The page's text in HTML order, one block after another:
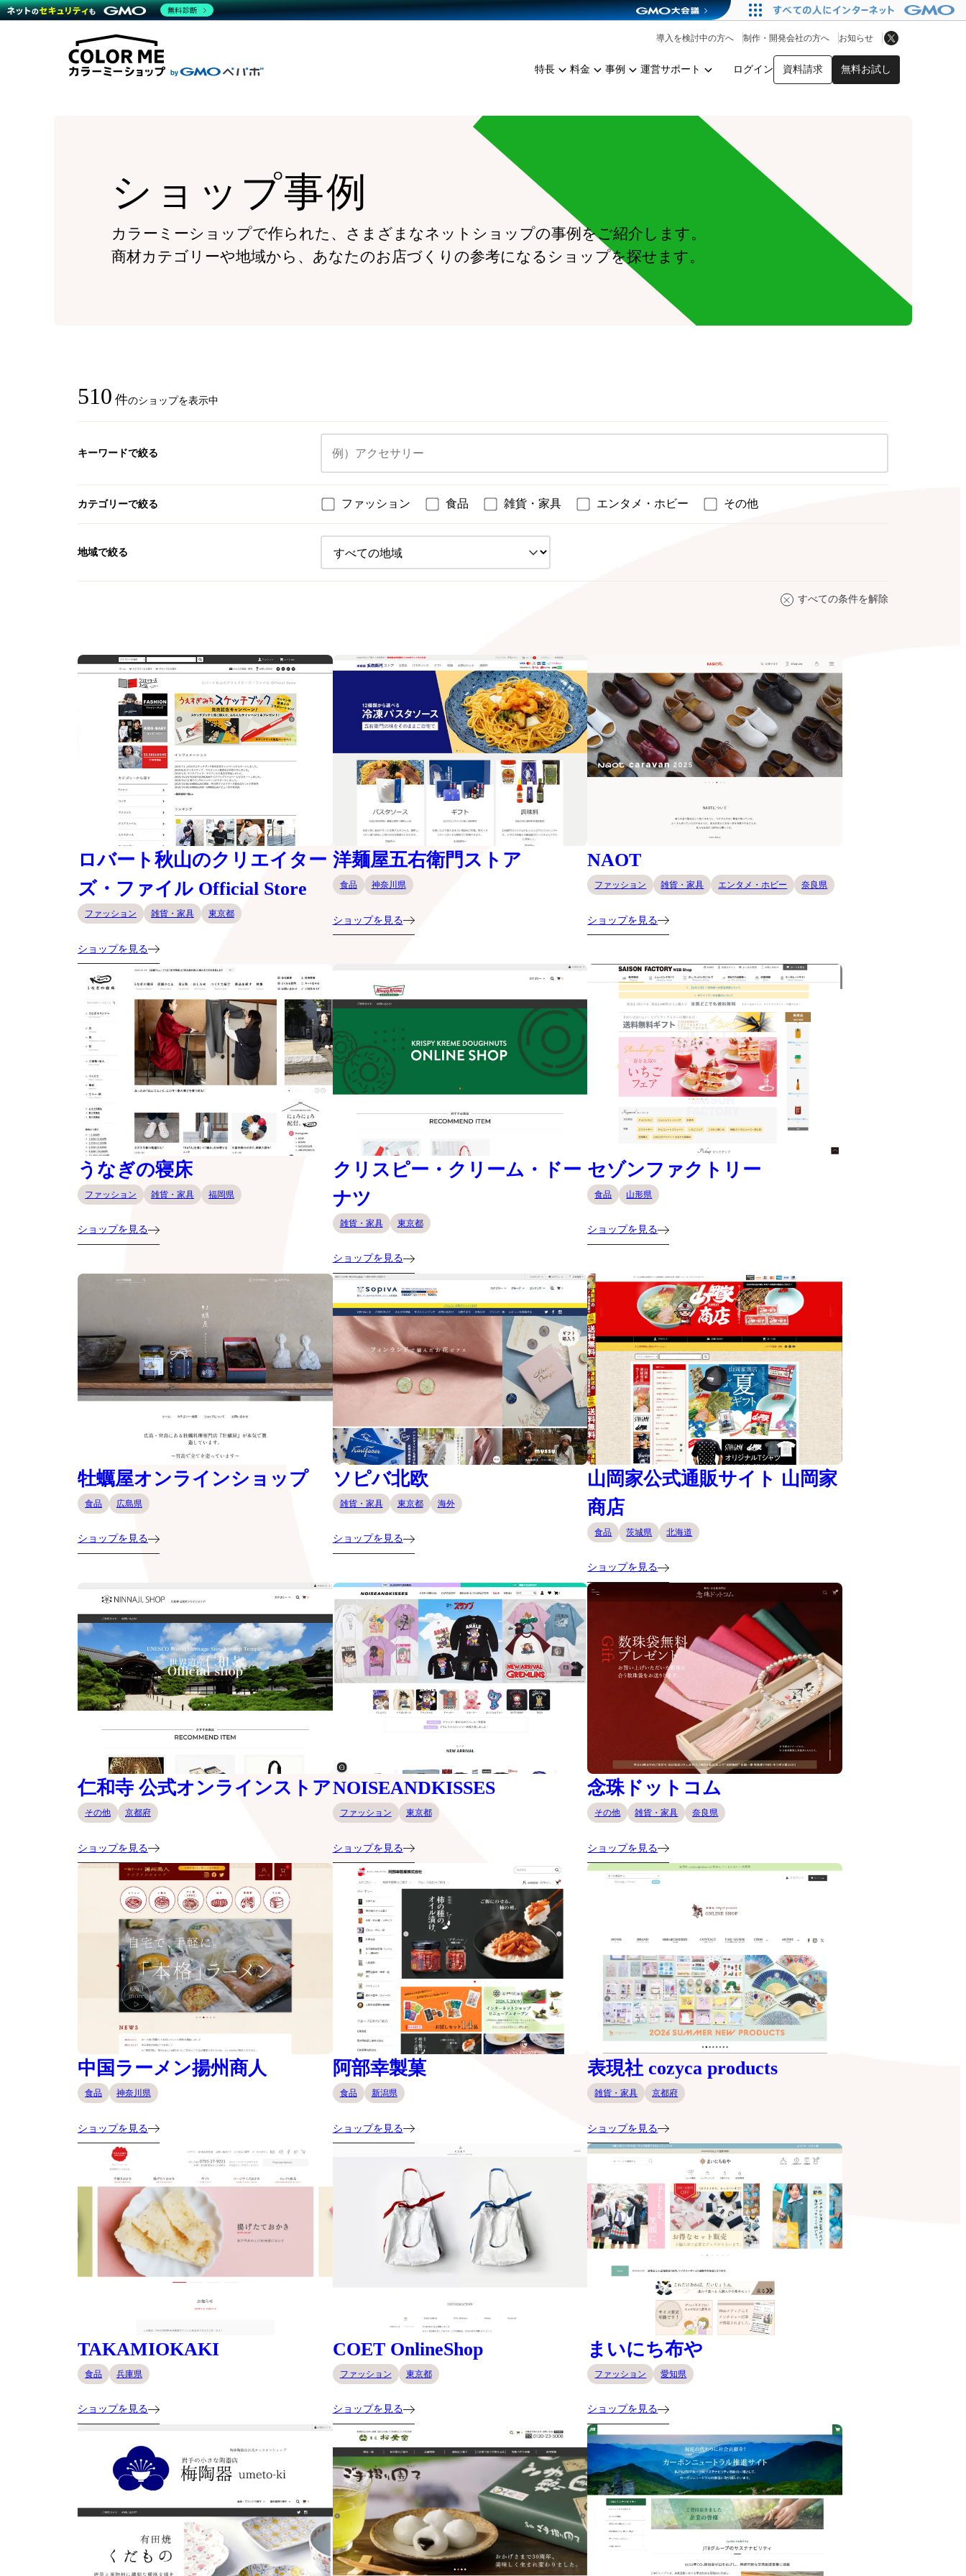
特長 料金 事例 運営サポート ログイン 資料請求 無料お試し
導入を検討中の方へ 制作・開発会社の方へ お知らせ
商材一覧を見る
機能一覧を見る
WordPress導入
顧客ロイヤリティを向上
モバイルアプリ
複数店舗との連携
雑貨販売 アプリストア
料金
プラン・料金一覧を見る
料金シミュレーション
事例
運営サポート
サポート一覧を見る
コミュニティイベントCarty
ショップ事例
カラーミーショップで作られた、さまざまなネットショップの事例をご紹介します。
商材カテゴリーや地域から、あなたのお店づくりの参考になるショップを探せます。
510 件のショップを表示中
キーワードで絞る
カテゴリーで絞る ファッション 食品 雑貨・家具 エンタメ・ホビー その他
地域で絞る
すべての条件を解除
ロバート秋山のクリエイター
ズ・ファイル Official Store
ファッション 雑貨・家具 東京都
ショップを見る
洋麺屋五右衛門ストア
食品 神奈川県
ショップを見る
NAOT
ファッション 雑貨・家具 エンタメ・ホビー 奈良県
ショップを見る
うなぎの寝床
ファッション 雑貨・家具 福岡県
ショップを見る
クリスピー・クリーム・ドー
ナツ
雑貨・家具 東京都
ショップを見る
セゾンファクトリー
食品 山形県
ショップを見る
牡蠣屋オンラインショップ
食品 広島県
ショップを見る
ソピバ北欧
雑貨・家具 東京都 海外
ショップを見る
山岡家公式通販サイト 山岡家
商店
食品 茨城県 北海道
ショップを見る
仁和寺 公式オンラインストア
その他 京都府
ショップを見る
NOISEANDKISSES
ファッション 東京都
ショップを見る
念珠ドットコム
その他 雑貨・家具 奈良県
ショップを見る
中国ラーメン揚州商人
食品 神奈川県
ショップを見る
阿部幸製菓
食品 新潟県
ショップを見る
表現社 cozyca products
雑貨・家具 京都府
ショップを見る
TAKAMIOKAKI
食品 兵庫県
ショップを見る
COET OnlineShop
ファッション 東京都
ショップを見る
まいにち布や
ファッション 愛知県
ショップを見る
無料診断